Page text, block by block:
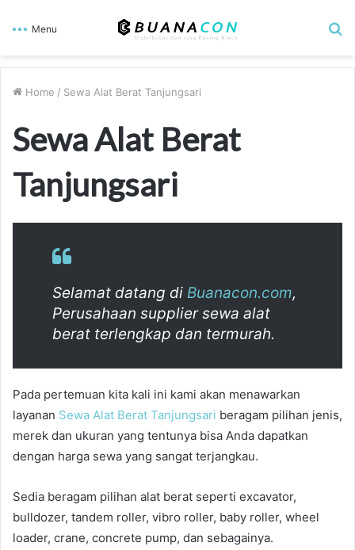
Menu
Home / Sewa Alat Berat Tanjungsari
Sewa Alat Berat
Tanjungsari
Selamat datang di Buanacon.com,
Perusahaan supplier sewa alat
berat terlengkap dan termurah.
Pada pertemuan kita kali ini kami akan menawarkan
layanan Sewa Alat Berat Tanjungsari beragam pilihan jenis,
merek dan ukuran yang tentunya bisa Anda dapatkan
dengan harga sewa yang sangat terjangkau.
Sedia beragam pilihan alat berat seperti excavator,
bulldozer, tandem roller, vibro roller, baby roller, wheel
loader, crane, concrete pump, dan sebagainya.